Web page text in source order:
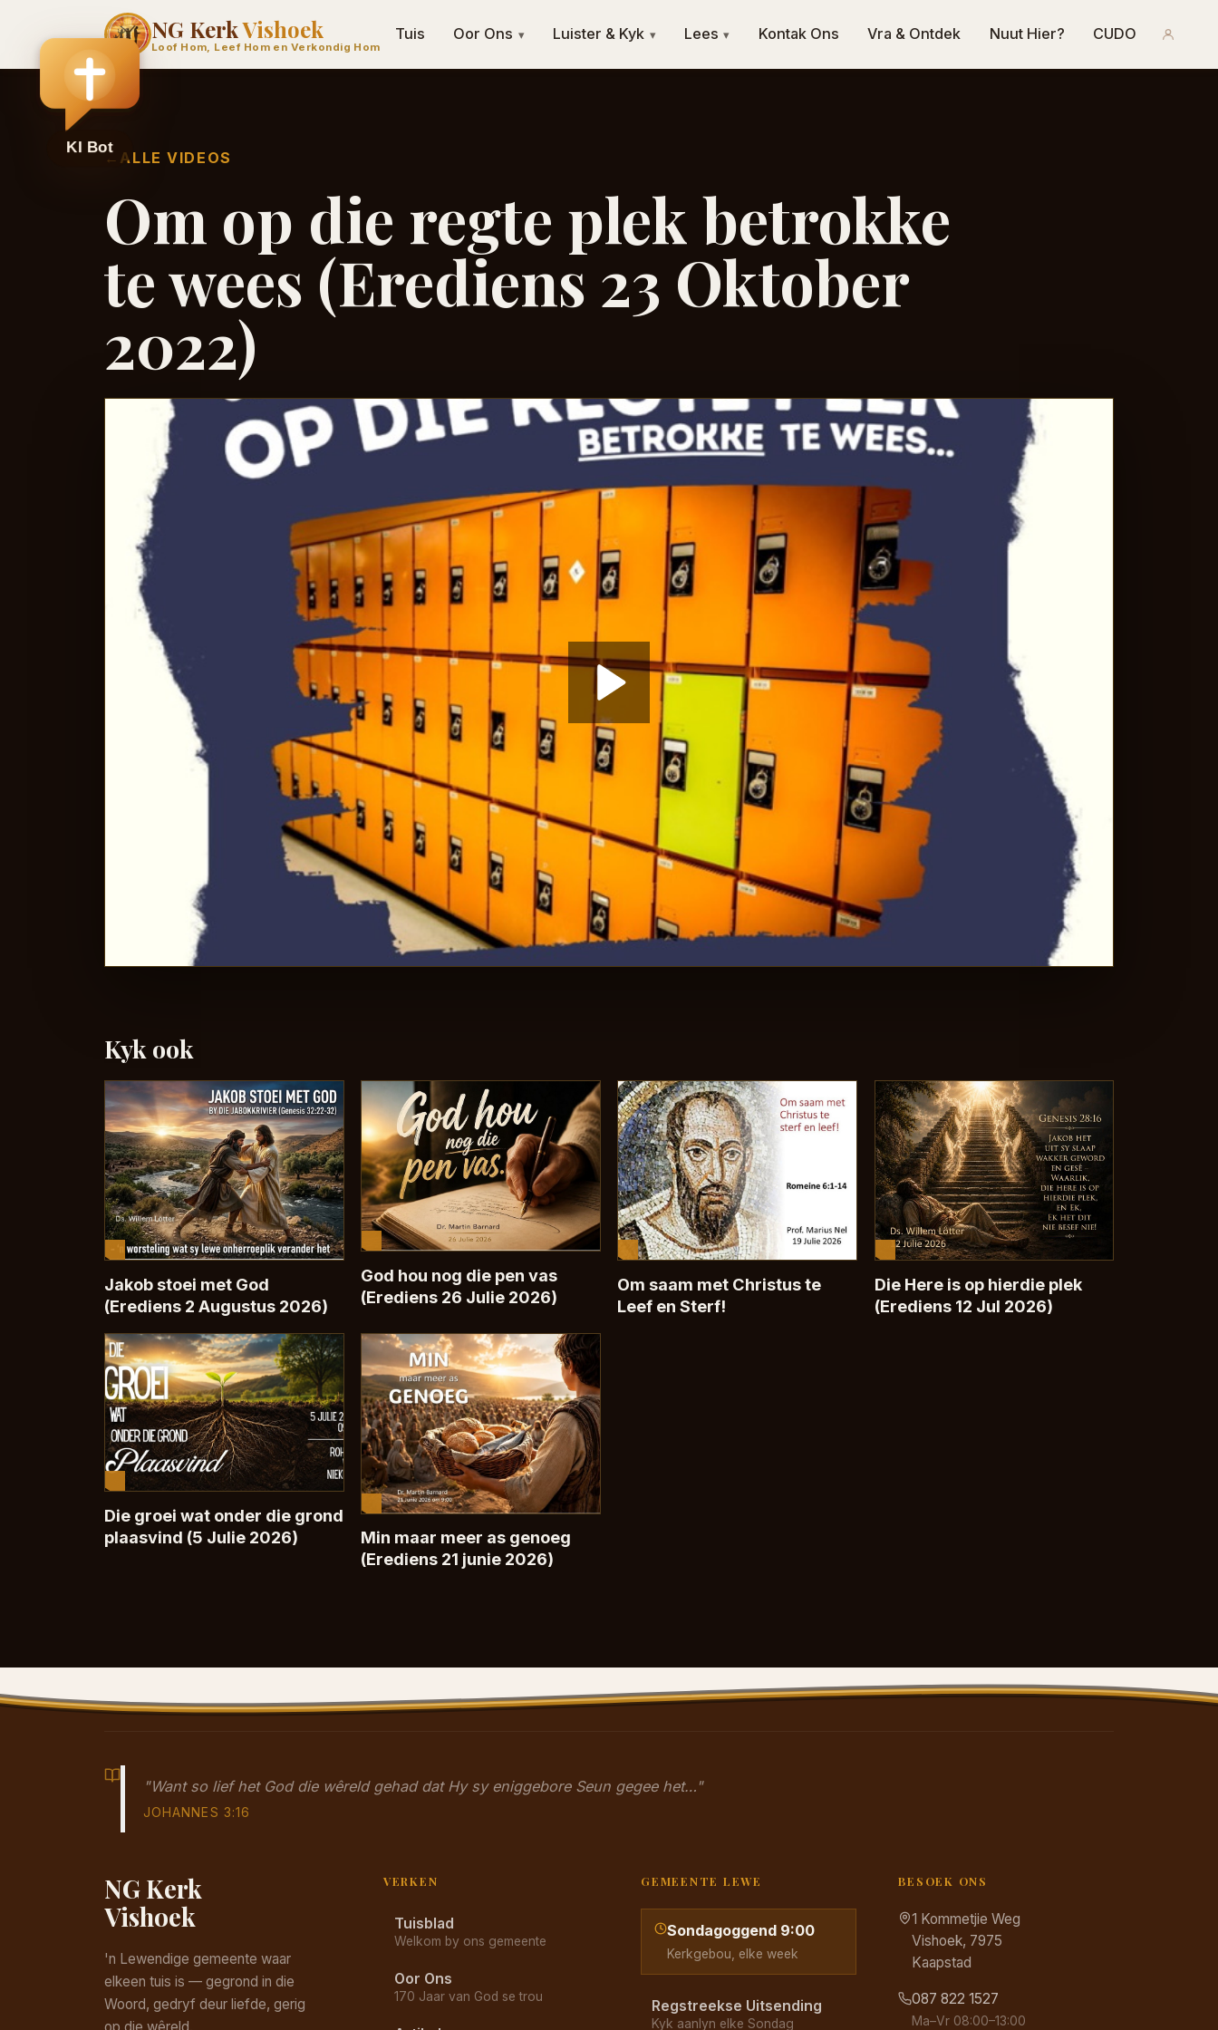
NG KerkVishoek
Loof Hom, Leef Hom en Verkondig Hom
Tuis Oor Ons ▾ Luister & Kyk ▾ Lees ▾ Kontak Ons Vra & Ontdek Nuut Hier? CUDO
← ALLE VIDEOS
Om op die regte plek betrokke
te wees (Erediens 23 Oktober
2022)
Play
Video
Kyk ook
Jakob stoei met God
(Erediens 2 Augustus 2026)
God hou nog die pen vas
(Erediens 26 Julie 2026)
Om saam met Christus te
Leef en Sterf!
Die Here is op hierdie plek
(Erediens 12 Jul 2026)
Die groei wat onder die grond
plaasvind (5 Julie 2026)
Min maar meer as genoeg
(Erediens 21 junie 2026)
"Want so lief het God die wêreld gehad dat Hy sy eniggebore Seun gegee het…"
JOHANNES 3:16
NG Kerk
Vishoek
'n Lewendige gemeente waar
elkeen tuis is — gegrond in die
Woord, gedryf deur liefde, gerig
VERKEN
Tuisblad
Welkom by ons gemeente
Oor Ons
170 Jaar van God se trou
GEMEENTE LEWE
Sondagoggend 9:00
Kerkgebou, elke week
Regstreekse Uitsending
Kyk aanlyn elke Sondag
BESOEK ONS
1 Kommetjie Weg
Vishoek, 7975
Kaapstad
087 822 1527
Ma–Vr 08:00–13:00